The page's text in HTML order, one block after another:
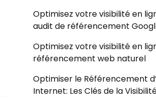
Optimisez votre visibilité en
audit de référencement
Optimisez votre visibilité en
référencement web naturel
Optimiser le Référencement
Internet: Les Clés de la